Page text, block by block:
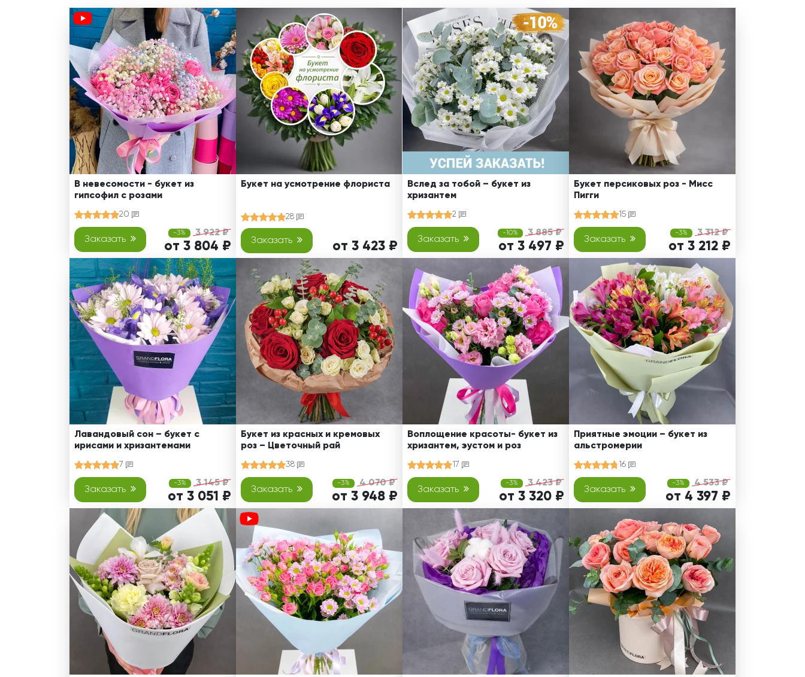
В невесомости - букет из
гипсофил с розами
20
Заказать
-3% 3 922 ₽
от 3 804 ₽
Букет на усмотрение флориста
28
Заказать от 3 423 ₽
Вслед за тобой – букет из
хризантем
2
Заказать
-10% 3 885 ₽
от 3 497 ₽
Букет персиковых роз - Мисс
Пигги
15
Заказать
-3% 3 312 ₽
от 3 212 ₽
Лавандовый сон – букет с
ирисами и хризантемами
7
Заказать
-3% 3 145 ₽
от 3 051 ₽
Букет из красных и кремовых
роз – Цветочный рай
38
Заказать
-3% 4 070 ₽
от 3 948 ₽
Воплощение красоты- букет из
хризантем, эустом и роз
17
Заказать
-3% 3 423 ₽
от 3 320 ₽
Приятные эмоции – букет из
альстромерии
16
Заказать
-3% 4 533 ₽
от 4 397 ₽